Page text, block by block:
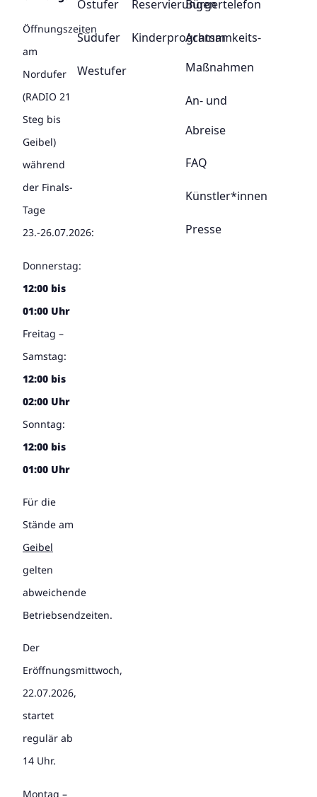
Öffnungszeiten
am
Nordufer
(RADIO 21
Steg bis
Geibel)
während
der Finals-
Tage
23.-26.07.2026:
Donnerstag:
12:00 bis
01:00 Uhr
Freitag –
Samstag:
12:00 bis
02:00 Uhr
Sonntag:
12:00 bis
01:00 Uhr
Für die
Stände am
Geibel
gelten
abweichende
Betriebsendzeiten.
Der
Eröffnungsmittwoch,
22.07.2026,
startet
regulär ab
14 Uhr.
Montag –
Ostufer
Südufer
Westufer
Reservierungen
Kinderprogramm
Bürgertelefon
Achtsamkeits-
Maßnahmen
An- und
Abreise
FAQ
Künstler*innen
Presse